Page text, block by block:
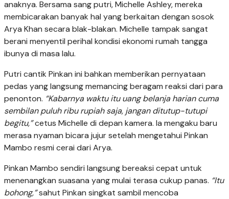
anaknya. Bersama sang putri, Michelle Ashley, mereka
membicarakan banyak hal yang berkaitan dengan sosok
Arya Khan secara blak-blakan. Michelle tampak sangat
berani menyentil perihal kondisi ekonomi rumah tangga
ibunya di masa lalu.
Putri cantik Pinkan ini bahkan memberikan pernyataan
pedas yang langsung memancing beragam reaksi dari para
penonton. “Kabarnya waktu itu uang belanja harian cuma
sembilan puluh ribu rupiah saja, jangan ditutup-tutupi
begitu,”cetus Michelle di depan kamera. Ia mengaku baru
merasa nyaman bicara jujur setelah mengetahui Pinkan
Mambo resmi cerai dari Arya.
Pinkan Mambo sendiri langsung bereaksi cepat untuk
menenangkan suasana yang mulai terasa cukup panas. “Itu
bohong,”sahut Pinkan singkat sambil mencoba